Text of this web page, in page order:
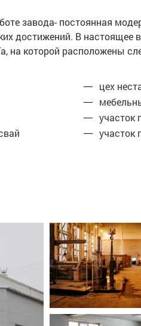
завода- постоянная
достижений. В настоящее
на которой расположены
цех
участок
участок